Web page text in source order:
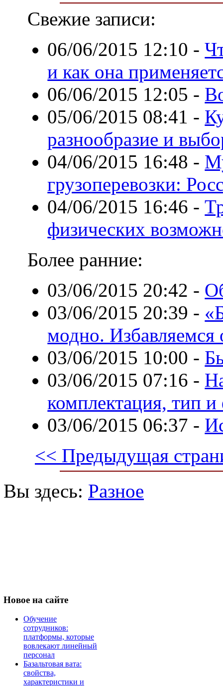
Свежие записи:
06/06/2015 12:10 -
и как она
06/06/2015 12:05 -
05/06/2015 08:41 -
разнообразие и
04/06/2015 16:48 -
грузоперевозки:
04/06/2015 16:46 -
физических
Более ранние:
03/06/2015 20:42 -
03/06/2015 20:39 -
модно. Избавляемся
03/06/2015 10:00 -
03/06/2015 07:16 -
комплектация, тип
03/06/2015 06:37 -
<< Предыдущая
Вы здесь: Разное
Новое на сайте
Обучение
сотрудников:
платформы, которые
вовлекают линейный
персонал
Базальтовая вата:
свойства,
характеристики и